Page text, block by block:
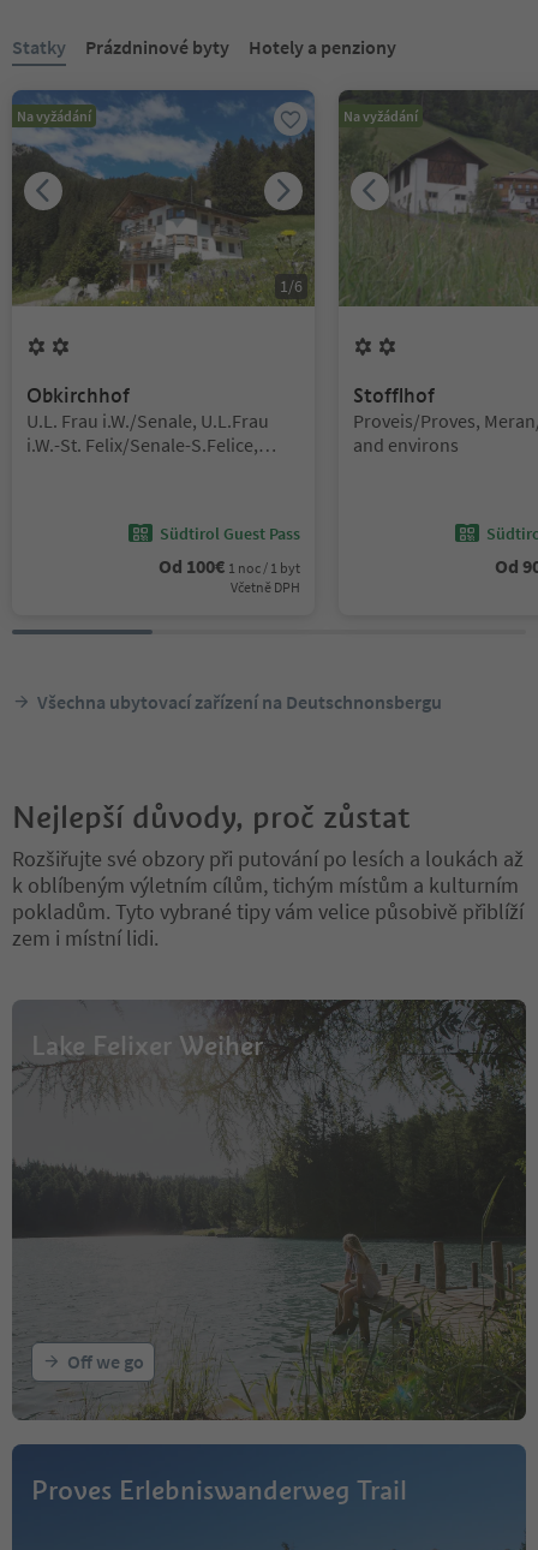
Nacházíte se na tabulkovém posuvníku. Vyberte kartu pro
Statky Prázdninové byty Hotely a penziony
Na vyžádání
1 /6
Obkirchhof
Lokalita:
U.L. Frau i.W./Senale, U.L.Frau
i.W.-St. Felix/Senale-S.Felice,
Südtirol Guest Pass
Od 100€ 1 noc / 1 byt
Včetně DPH
Na vyžádání
Stofflhof
Lokalita:
Proveis/Proves,
and environs
Od
Všechna ubytovací zařízení na Deutschnonsbergu
Nejlepší důvody, proč zůstat
Rozšiřujte své obzory při putování po lesích a loukách až
k oblíbeným výletním cílům, tichým místům a kulturním
pokladům. Tyto vybrané tipy vám velice působivě přiblíží
zem i místní lidi.
Lake Felixer Weiher
Off we go
Proves Erlebniswanderweg Trail